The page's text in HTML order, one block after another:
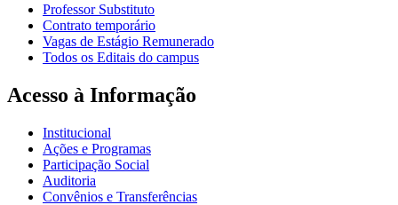
Professor Substituto
Contrato temporário
Vagas de Estágio Remunerado
Todos os Editais do campus
Acesso à Informação
Institucional
Ações e Programas
Participação Social
Auditoria
Convênios e Transferências